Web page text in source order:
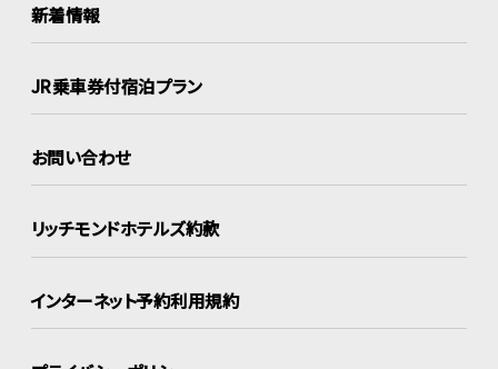
新着情報
JR乗車券付宿泊プラン
お問い合わせ
リッチモンドホテルズ約款
インターネット予約利用規約